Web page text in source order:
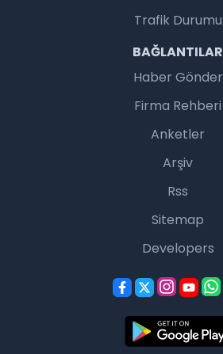
Trafik Durumu
BAĞLANTILAR
Haber Gönder
Firma Rehberi
Anketler
Arşiv
Rss
Sitemap
Developers